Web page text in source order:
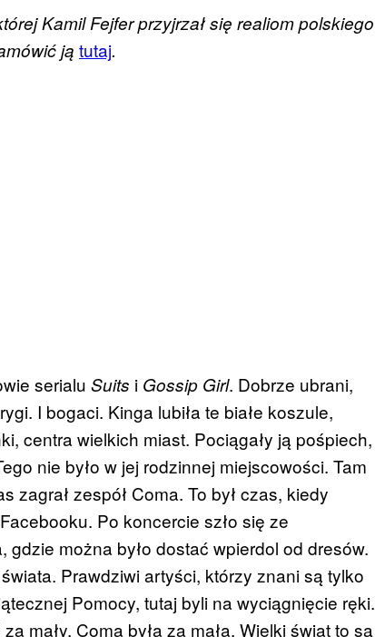
Kamil Fejfer przyjrzał się realiom polskiego
ją tutaj.
serialu Suits i Gossip Girl. Dobrze ubrani,
I bogaci. Kinga lubiła te białe koszule,
centra wielkich miast. Pociągały ją pośpiech,
nie było w jej rodzinnej miejscowości. Tam
zagrał zespół Coma. To był czas, kiedy
Po koncercie szło się ze
można było dostać wpierdol od dresów.
Prawdziwi artyści, którzy znani są tylko
Pomocy, tutaj byli na wyciągnięcie ręki.
mały, Coma była za mała. Wielki świat to są